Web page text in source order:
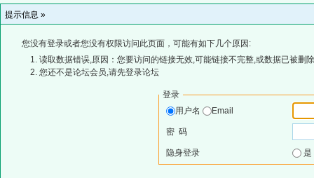
提示信息 »
您没有登录或者您没有权限访问此页面，可能有如下几个原因:
读取数据错误,原因：您要访问的链接无效,可能链接不完整,或数据已被删
您还不是论坛会员,请先登录论坛
登录
用户名
Email
密 码
隐身登录